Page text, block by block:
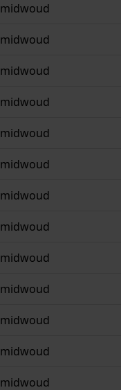
midwoud
midwoud
midwoud
midwoud
midwoud
midwoud
midwoud
midwoud
midwoud
midwoud
midwoud
midwoud
midwoud